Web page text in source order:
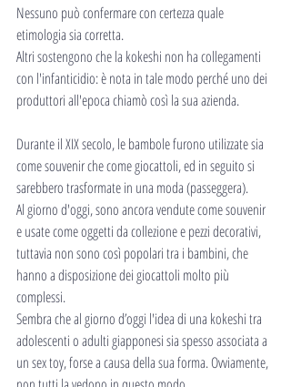
Nessuno può confermare con certezza quale
etimologia sia corretta.
Altri sostengono che la kokeshi non ha collegamenti
con l'infanticidio: è nota in tale modo perché uno dei
produttori all'epoca chiamò così la sua azienda.
Durante il XIX secolo, le bambole furono utilizzate sia
come souvenir che come giocattoli, ed in seguito si
sarebbero trasformate in una moda (passeggera).
Al giorno d'oggi, sono ancora vendute come souvenir
e usate come oggetti da collezione e pezzi decorativi,
tuttavia non sono così popolari tra i bambini, che
hanno a disposizione dei giocattoli molto più
complessi.
Sembra che al giorno d’oggi l'idea di una kokeshi tra
adolescenti o adulti giapponesi sia spesso associata a
un sex toy, forse a causa della sua forma. Ovviamente,